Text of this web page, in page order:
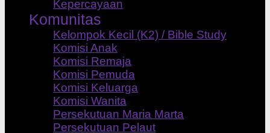
Kepercayaan
Komunitas
Kelompok Kecil (K2) / Bible Study
Komisi Anak
Komisi Remaja
Komisi Pemuda
Komisi Keluarga
Komisi Wanita
Persekutuan Maria Marta
Persekutuan Pelaut